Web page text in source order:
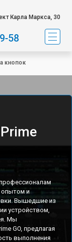
Карла Маркса, 30
58
кнопок
и
Вышедшие из
устройством,
Мы
GO, предлагая
выполнения